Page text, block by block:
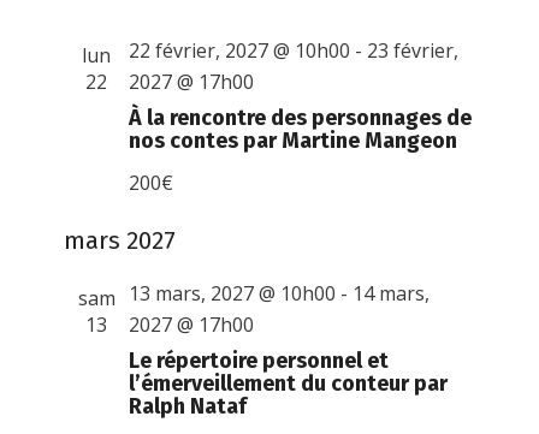
lun
22
À la rencontre des personnages de
nos contes par Martine Mangeon
22 février, 2027 @ 10h00 - 23 février,
2027 @ 17h00
200€
mars 2027
sam
13
Le répertoire personnel et
l’émerveillement du conteur par
Ralph Nataf
13 mars, 2027 @ 10h00 - 14 mars,
2027 @ 17h00